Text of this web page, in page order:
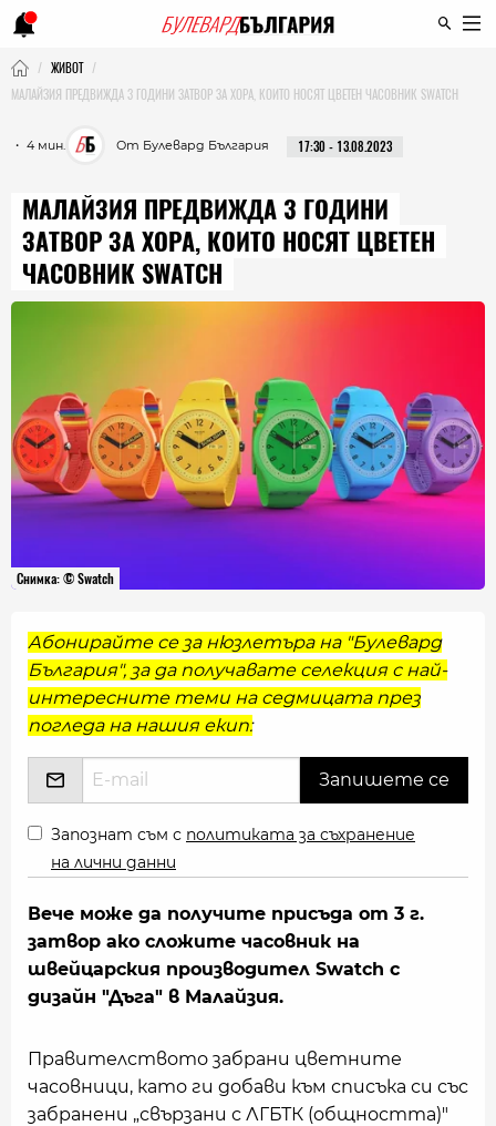
ЖИВОТ
МАЛАЙЗИЯ ПРЕДВИЖДА 3 ГОДИНИ ЗАТВОР ЗА ХОРА, КОИТО НОСЯТ ЦВЕТЕН ЧАСОВНИК SWATCH
・ 4 мин. От Булевард България 17:30 - 13.08.2023
МАЛАЙЗИЯ ПРЕДВИЖДА 3 ГОДИНИ
ЗАТВОР ЗА ХОРА, КОИТО НОСЯТ ЦВЕТЕН
ЧАСОВНИК SWATCH
Снимка: © Swatch
Абонирайте се за нюзлетъра на "Булевард
България", за да получавате селекция с най-
интересните теми на седмицата през
погледа на нашия екип:
Запознат съм с политиката за съхранение
на лични данни
Вече може да получите присъда от 3 г.
затвор ако сложите часовник на
швейцарския производител Swatch с
дизайн "Дъга" в Малайзия.
Правителството забрани цветните
часовници, като ги добави към списъка си със
забранени „свързани с ЛГБТК (общността)"